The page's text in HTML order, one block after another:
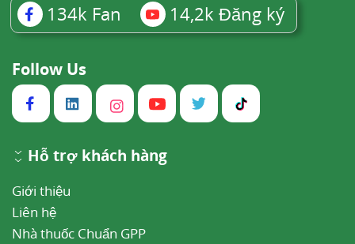
134k Fan 14,2k Đăng ký
Follow Us
Hỗ trợ khách hàng
Giới thiệu
Liên hệ
Nhà thuốc Chuẩn GPP